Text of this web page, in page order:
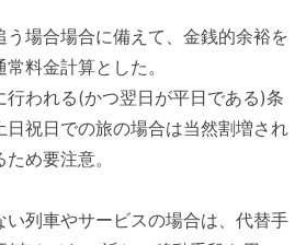
う場合場合に備えて、金銭的余裕を
料金計算とした。
行われる(かつ翌日が平日である)条
日祝日での旅の場合は当然割増され
め要注意。
い列車やサービスの場合は、代替手